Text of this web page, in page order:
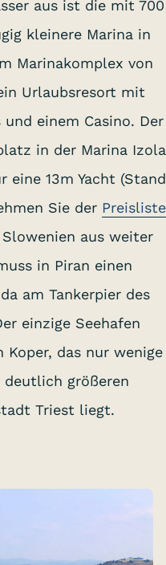
aus ist die mit 700
kleinere Marina in
Marinakomplex von
Urlaubsresort mit
einem Casino. Der
in der Marina Izola
eine 13m Yacht (Stand
Sie der Preisliste
aus weiter
in Piran einen
am Tankerpier des
einzige Seehafen
das nur wenige
deutlich größeren
Triest liegt.